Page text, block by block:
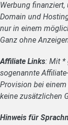
Werbung
Domain und
nur in einem
Ganz ohne
Affiliate Links: Mit *
sogenannte
Provision bei
keine zusätzlichen
Hinweis für